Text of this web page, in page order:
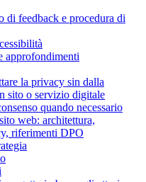
di feedback e procedura di
approfondimenti
la privacy sin dalla
sito o servizio digitale
quando necessario
web: architettura,
riferimenti DPO